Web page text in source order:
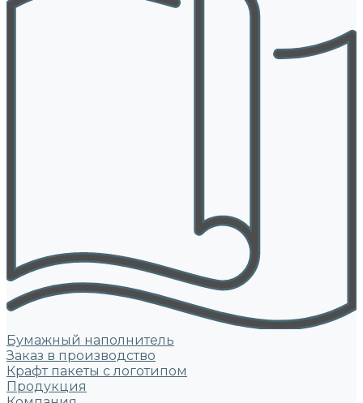
Бумажный наполнитель
Заказ в производство
Крафт пакеты с логотипом
Продукция